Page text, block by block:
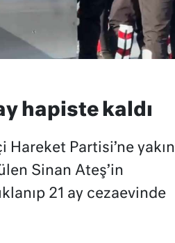
hapiste kaldı
Partisi’ne yakın
Sinan Ateş’in
21 ay cezaevinde